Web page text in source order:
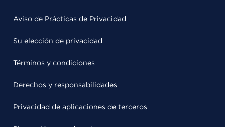
Aviso de Prácticas de Privacidad
Su elección de privacidad
Términos y condiciones
Derechos y responsabilidades
Privacidad de aplicaciones de terceros